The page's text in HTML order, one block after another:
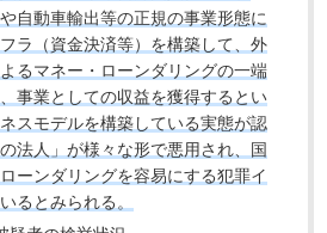
自動車輸出等の正規の事業形態に
ラ（資金決済等）を構築して、外
るマネー・ローンダリングの一端
事業としての収益を獲得するとい
スモデルを構築している実態が認
法人」が様々な形で悪用され、国
ーンダリングを容易にする犯罪イ
るとみられる。